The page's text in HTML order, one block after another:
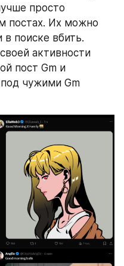
просто
постах. Их можно
в поиске вбить.
активности
пост Gm и
чужими Gm